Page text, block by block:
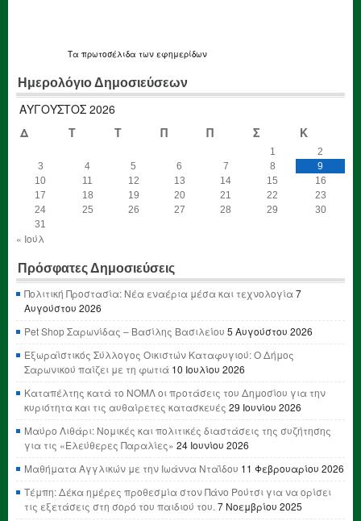
Τα πρωτοσέλιδα των εφημερίδων
Ημερολόγιο Δημοσιεύσεων
ΑΎΓΟΥΣΤΟΣ 2026
Δ
Τ Τ Π Π Σ Κ
1
2
3
4 5 6 7 8
9
10
11 12 13 14 15
16
17
18 19 20 21 22
23
24
25 26 27 28 29
30
31
« Ιούλ
Πρόσφατες Δημοσιεύσεις
Πολιτική Προστασία: Νέα εναέρια μέσα και τεχνολογία7
Αυγούστου 2026
Pet Shop Σαρωνίδας – Βασίλης Βασιλείου 5 Αυγούστου 2026
Εξωραϊστικός Σύλλογος Οικιστών Καταφυγιού: Ο Δήμος
Σαρωνικού παίζει με τη φωτιά 10 Ιουλίου 2026
Καταπέλτης κατά το ΝΟΜΛ οι προτάσεις του Δημοσίου για την
κυριότητα και τις αυθαίρετες κατασκευές 29 Ιουνίου 2026
Μαύρο Λιθάρι: Νομικές και πολιτικές διαστάσεις της συζήτησης
για τις «Ελεύθερες Παραλίες» 24 Ιουνίου 2026
Μαθήματα Αγγλικών με την Ιωάννα Νταΐδου 11 Φεβρουαρίου 2026
Τέμπη: Δέκα ημέρες προθεσμία στον Πάνο Ρούτσι για να ορίσει
τις εξετάσεις στη σορό του παιδιού του. 7 Νοεμβρίου 2025